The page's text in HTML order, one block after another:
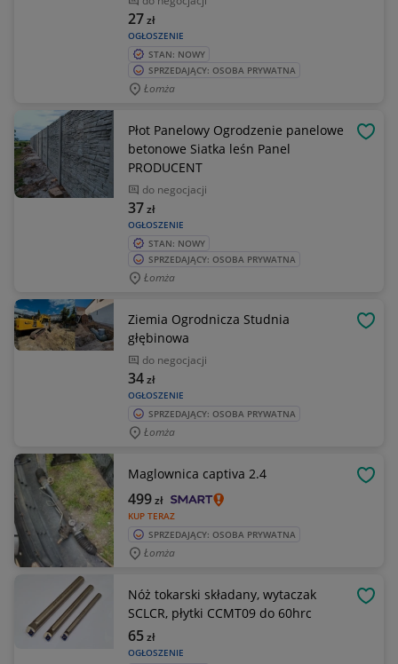
OGŁOSZENIE
27zł
STAN: NOWY
SPRZEDAJĄCY: OSOBA PRYWATNA
Łomża
Płot Panelowy Ogrodzenie panelowe
betonowe Siatka leśn Panel
PRODUCENT
do negocjacji
OGŁOSZENIE
37zł
STAN: NOWY
SPRZEDAJĄCY: OSOBA PRYWATNA
Łomża
Ziemia Ogrodnicza Studnia
głębinowa
do negocjacji
OGŁOSZENIE
34zł
SPRZEDAJĄCY: OSOBA PRYWATNA
Łomża
Maglownica captiva 2.4
KUP TERAZ
499zł
SPRZEDAJĄCY: OSOBA PRYWATNA
Łomża
Nóż tokarski składany, wytaczak
SCLCR, płytki CCMT09 do 60hrc
OGŁOSZENIE
65zł